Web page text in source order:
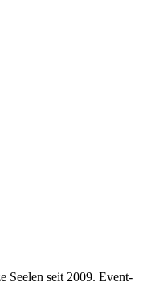
Seelen seit 2009. Event-